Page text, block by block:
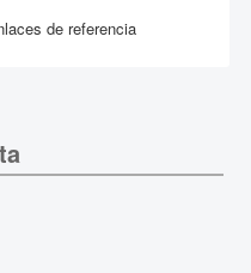
de referencia